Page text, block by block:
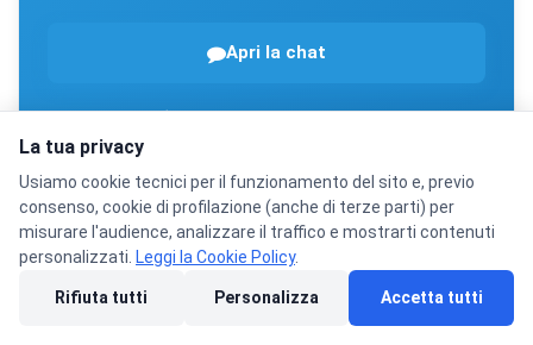
Apri la chat
02 500 41 370
Lun–Ven 9:00–12:00
I più richiesti
La tua privacy
Usiamo cookie tecnici per il funzionamento del sito e, previo
consenso, cookie di profilazione (anche di terze parti) per
misurare l'audience, analizzare il traffico e mostrarti contenuti
personalizzati. Leggi la Cookie Policy.
Rifiuta tutti Personalizza Accetta tutti